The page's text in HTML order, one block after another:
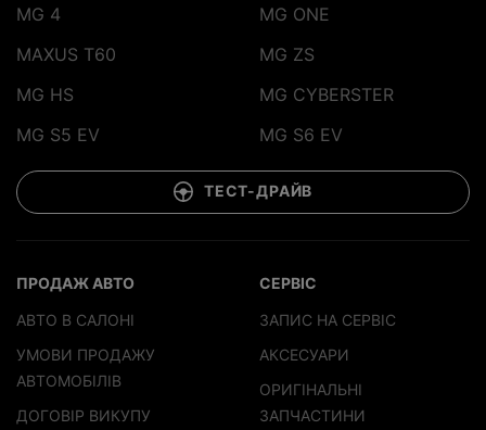
MG 4
MG ONE
MAXUS T60
MG ZS
MG HS
MG CYBERSTER
MG S5 EV
MG S6 EV
ТЕСТ-ДРАЙВ
ПРОДАЖ АВТО
АВТО В САЛОНІ
УМОВИ ПРОДАЖУ
АВТОМОБІЛІВ
ДОГОВІР ВИКУПУ
СЕРВІС
ЗАПИС НА СЕРВІС
АКСЕСУАРИ
ОРИГІНАЛЬНІ
ЗАПЧАСТИНИ